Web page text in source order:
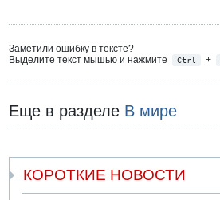
Заметили ошибку в тексте?
Выделите текст мышью и нажмите
Ctrl +
Еще в разделе В мире
КОРОТКИЕ НОВОСТИ